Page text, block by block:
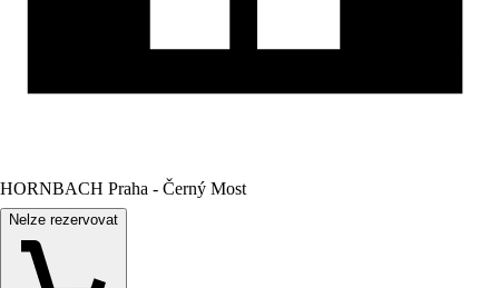
HORNBACH Praha - Černý Most
Nelze rezervovat